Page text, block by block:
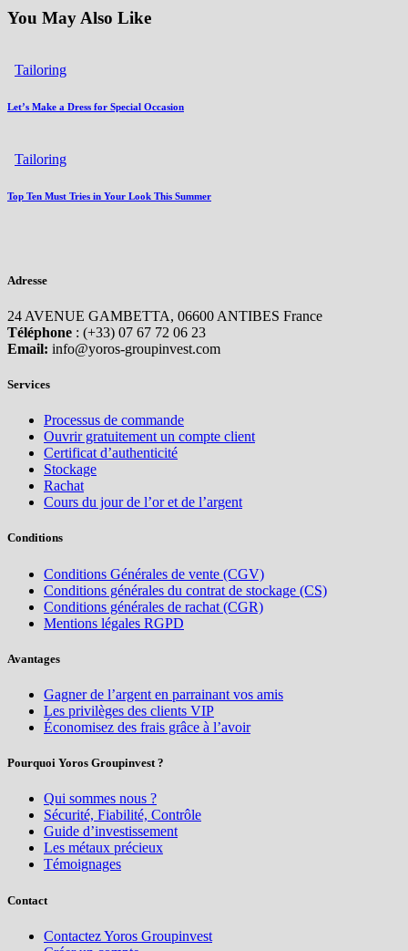
You May Also Like
Tailoring
Let’s Make a Dress for Special Occasion
Tailoring
Top Ten Must Tries in Your Look This Summer
Adresse
24 AVENUE GAMBETTA, 06600 ANTIBES France
Téléphone : (+33) 07 67 72 06 23
Email: info@yoros-groupinvest.com
Services
Processus de commande
Ouvrir gratuitement un compte client
Certificat d’authenticité
Stockage
Rachat
Cours du jour de l’or et de l’argent
Conditions
Conditions Générales de vente (CGV)
Conditions générales du contrat de stockage (CS)
Conditions générales de rachat (CGR)
Mentions légales RGPD
Avantages
Gagner de l’argent en parrainant vos amis
Les privilèges des clients VIP
Économisez des frais grâce à l’avoir
Pourquoi Yoros Groupinvest ?
Qui sommes nous ?
Sécurité, Fiabilité, Contrôle
Guide d’investissement
Les métaux précieux
Témoignages
Contact
Contactez Yoros Groupinvest